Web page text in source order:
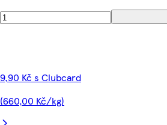
9,90 Kč s Clubcard
(660,00 Kč/kg)